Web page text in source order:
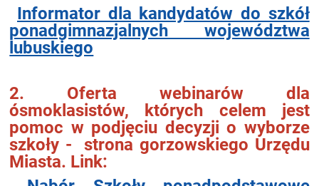
Informator dla kandydatów do szkół
ponadgimnazjalnych województwa
lubuskiego
2. Oferta webinarów dla
ósmoklasistów, których celem jest
pomoc w podjęciu decyzji o wyborze
szkoły - strona gorzowskiego Urzędu
Miasta. Link: